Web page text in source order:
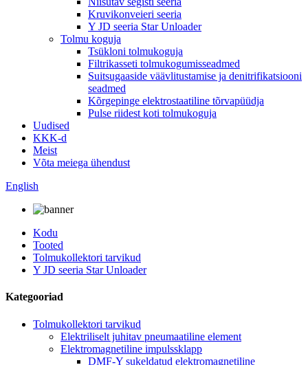
Kruvikonveieri seeria
Y JD seeria Star Unloader
Tolmu koguja
Tsükloni tolmukoguja
Filtrikasseti tolmukogumisseadmed
Suitsugaaside väävlitustamise ja denitrifikatsiooni
seadmed
Kõrgepinge elektrostaatiline tõrvapüüdja
Pulse riidest koti tolmukoguja
Uudised
KKK-d
Meist
Võta meiega ühendust
English
Kodu
Tooted
Tolmukollektori tarvikud
Y JD seeria Star Unloader
Kategooriad
Tolmukollektori tarvikud
Elektriliselt juhitav pneumaatiline element
Elektromagnetiline impulssklapp
DMF-Y sukeldatud elektromagnetiline